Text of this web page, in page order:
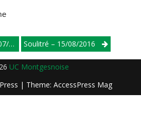
Soulitré – 15/08/2016
UC Montgesnoise
| Theme: AccessPress Mag